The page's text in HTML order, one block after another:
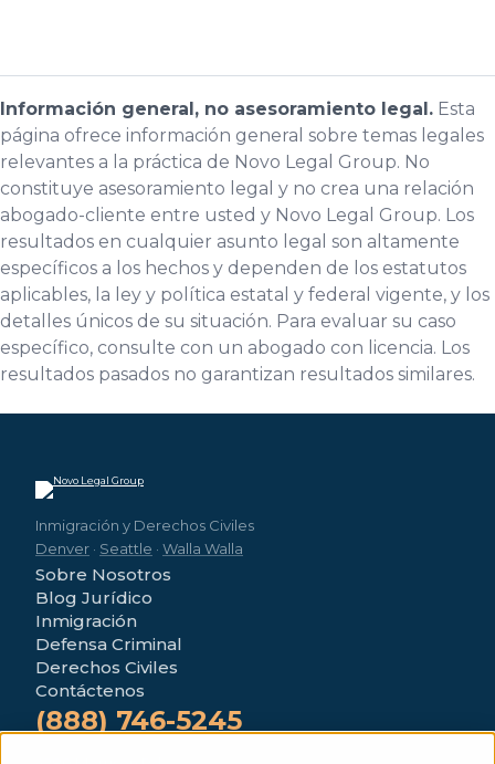
Información general, no asesoramiento legal. Esta
página ofrece información general sobre temas legales
relevantes a la práctica de Novo Legal Group. No
constituye asesoramiento legal y no crea una relación
abogado-cliente entre usted y Novo Legal Group. Los
resultados en cualquier asunto legal son altamente
específicos a los hechos y dependen de los estatutos
aplicables, la ley y política estatal y federal vigente, y los
detalles únicos de su situación. Para evaluar su caso
específico, consulte con un abogado con licencia. Los
resultados pasados no garantizan resultados similares.
Inmigración y Derechos Civiles
Denver · Seattle · Walla Walla
Sobre Nosotros
Blog Jurídico
Inmigración
Defensa Criminal
Derechos Civiles
Contáctenos
(888) 746-5245